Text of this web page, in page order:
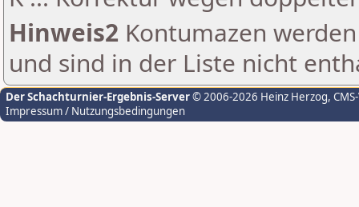
Hinweis2 Kontumazen
und sind in der Liste nicht
Der Schachturnier-Ergebnis-Server© 2006-2026 Heinz Herzog,
Impressum / Nutzungsbedingungen